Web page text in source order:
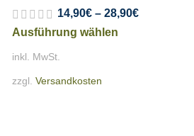
14,90€– 28,90€
Ausführung wählen
inkl. MwSt.
zzgl. Versandkosten